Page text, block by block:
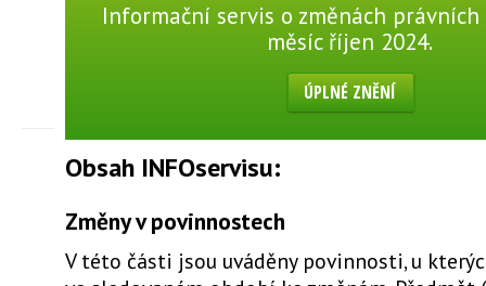
Informační servis o změnách právních
měsíc říjen 2024.
ÚPLNÉ ZNĚNÍ
Obsah INFOservisu:
Změny v povinnostech
V této části jsou uváděny povinnosti, u